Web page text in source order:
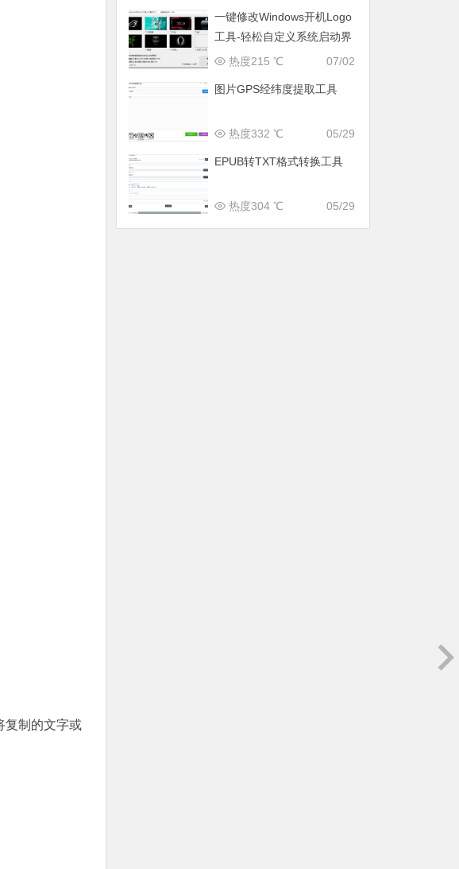
复制的文字或
一键修改Windows开机Logo
工具-轻松自定义系统启动界
面
07/02
热度215 ℃
图片GPS经纬度提取工具
05/29
热度332 ℃
EPUB转TXT格式转换工具
05/29
热度304 ℃